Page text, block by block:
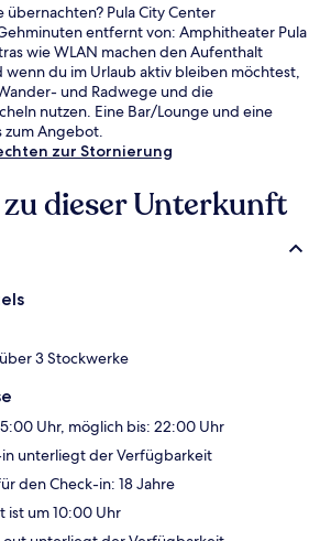
übernachten? Pula City Center
entfernt von: Amphitheater Pula
wie WLAN machen den Aufenthalt
du im Urlaub aktiv bleiben möchtest,
und Radwege und die
nutzen. Eine Bar/Lounge und eine
zum Angebot.
zur Stornierung
dieser Unterkunft
3 Stockwerke
Uhr, möglich bis: 22:00 Uhr
in unterliegt der Verfügbarkeit
den Check-in: 18 Jahre
ist um 10:00 Uhr